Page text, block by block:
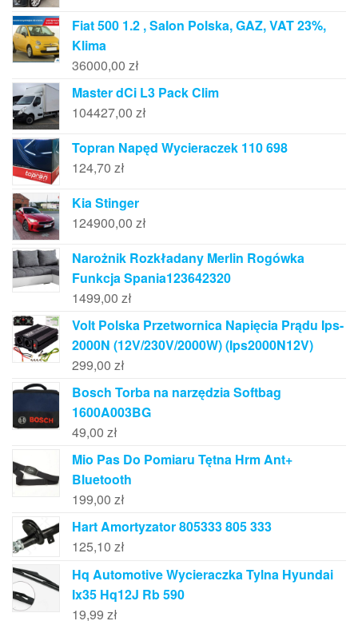
Fiat 500 1.2 , Salon Polska, GAZ, VAT 23%,
Klima
36000,00 zł
Master dCi L3 Pack Clim
104427,00 zł
Topran Napęd Wycieraczek 110 698
124,70 zł
Kia Stinger
124900,00 zł
Narożnik Rozkładany Merlin Rogówka
Funkcja Spania123642320
1499,00 zł
Volt Polska Przetwornica Napięcia Prądu Ips-
2000N (12V/230V/2000W) (Ips2000N12V)
299,00 zł
Bosch Torba na narzędzia Softbag
1600A003BG
49,00 zł
Mio Pas Do Pomiaru Tętna Hrm Ant+
Bluetooth
199,00 zł
Hart Amortyzator 805333 805 333
125,10 zł
Hq Automotive Wycieraczka Tylna Hyundai
Ix35 Hq12J Rb 590
19,99 zł